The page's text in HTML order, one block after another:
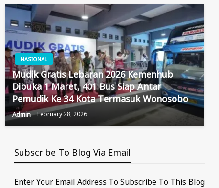
NASIONAL
Mudik Gratis Lebaran 2026 Kemenhub
Dibuka 1 Maret, 401 Bus Siap Antar
Pemudik Ke 34 Kota Termasuk Wonosobo
Admin February 28, 2026
Subscribe To Blog Via Email
Enter Your Email Address To Subscribe To This Blog